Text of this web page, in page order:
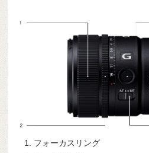
フォーカスリング